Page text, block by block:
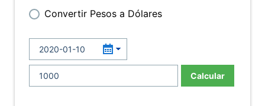
Convertir Pesos a Dólares
Calcular